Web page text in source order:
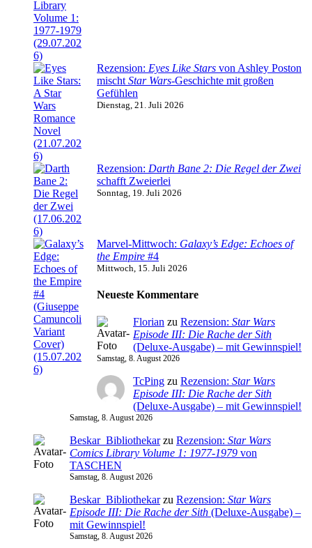
Rezension: Eyes Like Stars von Ashley Poston
mischt Star Wars-Geschichte mit großen
Gefühlen
Dienstag, 21. Juli 2026
Rezension: Darth Bane 2: Die Regel der Zwei
schafft Zweierlei
Sonntag, 19. Juli 2026
Marvel-Mittwoch: Galaxy’s Edge: Echoes of
the Empire #4
Mittwoch, 15. Juli 2026
Neueste Kommentare
Florian zu Rezension: Star Wars
Episode III: Die Rache der Sith
(Deluxe-Ausgabe) – mit Gewinnspiel!
Samstag, 8. August 2026
TcPing zu Rezension: Star Wars
Episode III: Die Rache der Sith
(Deluxe-Ausgabe) – mit Gewinnspiel!
Samstag, 8. August 2026
Beskar_Bibliothekarzu Rezension: Star Wars
Comics Library Volume 1: 1977-1979 von
TASCHEN
Samstag, 8. August 2026
Beskar_Bibliothekarzu Rezension: Star Wars
Episode III: Die Rache der Sith (Deluxe-Ausgabe) –
mit Gewinnspiel!
Samstag, 8. August 2026